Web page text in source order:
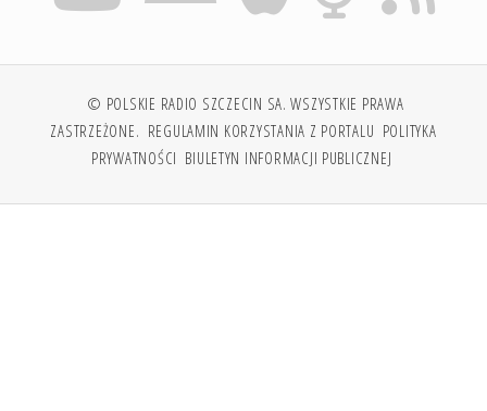
© POLSKIE RADIO SZCZECIN SA. WSZYSTKIE PRAWA
ZASTRZEŻONE. REGULAMIN KORZYSTANIA Z PORTALU POLITYKA
PRYWATNOŚCI BIULETYN INFORMACJI PUBLICZNEJ